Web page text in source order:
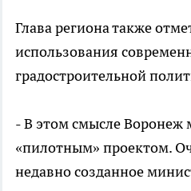
Глава региона также
использования
градостроительной
- В этом смысле Воронеж
«пилотным» проектом.
недавно созданное